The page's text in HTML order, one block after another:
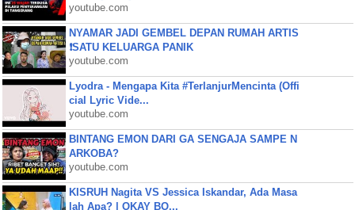
youtube.com
NYAMAR JADI GEMBEL DEPAN RUMAH ARTIS
❗SATU KELUARGA PANIK
youtube.com
Lyodra - Mengapa Kita #TerlanjurMencinta (Offi
cial Lyric Vide...
youtube.com
BINTANG EMON DARI GA SENGAJA SAMPE N
ARKOBA?
youtube.com
KISRUH Nagita VS Jessica Iskandar, Ada Masa
lah Apa? | OKAY BO...